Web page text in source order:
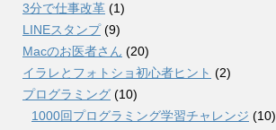
3分で仕事改革 (1)
LINEスタンプ(9)
Macのお医者さん (20)
イラレとフォトショ初心者ヒント (2)
プログラミング (10)
1000回プログラミング学習チャレンジ (10)